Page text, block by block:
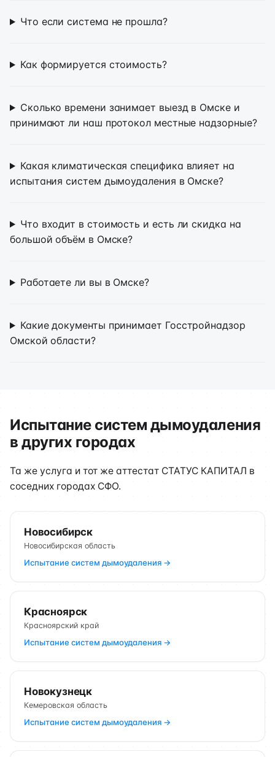
Что если система не прошла?
Как формируется стоимость?
Сколько времени занимает выезд в Омске и
принимают ли наш протокол местные надзорные?
Какая климатическая специфика влияет на
испытания систем дымоудаления в Омске?
Что входит в стоимость и есть ли скидка на
большой объём в Омске?
Работаете ли вы в Омске?
Какие документы принимает Госстройнадзор
Омской области?
Испытание систем дымоудаления
в других городах
Та же услуга и тот же аттестат СТАТУС КАПИТАЛ в
соседних городах СФО.
Новосибирск
Новосибирская область
Испытание систем дымоудаления →
Красноярск
Красноярский край
Испытание систем дымоудаления →
Новокузнецк
Кемеровская область
Испытание систем дымоудаления →